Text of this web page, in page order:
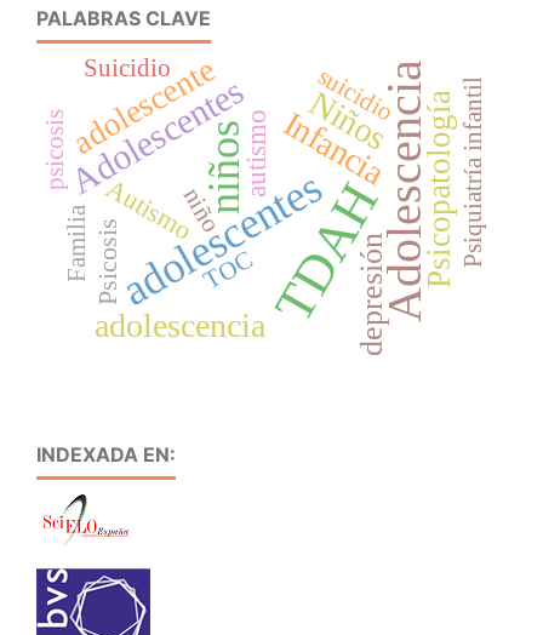
PALABRAS CLAVE
TDAHAdolescencia
niños
adolescentes
Adolescentes Infancia
adolescencia
Niños Psicopatología
adolescente
depresión
autismo
Autismo
Psicosis TOC
Familia Psiquiatría infantil
psicosis
suicidio
niño
Suicidio
INDEXADA EN: